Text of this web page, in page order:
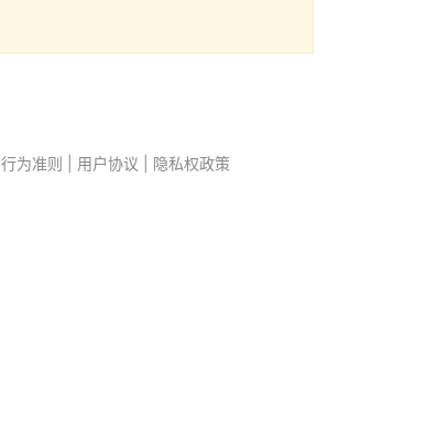
行为准则 用户协议 隐私权政策